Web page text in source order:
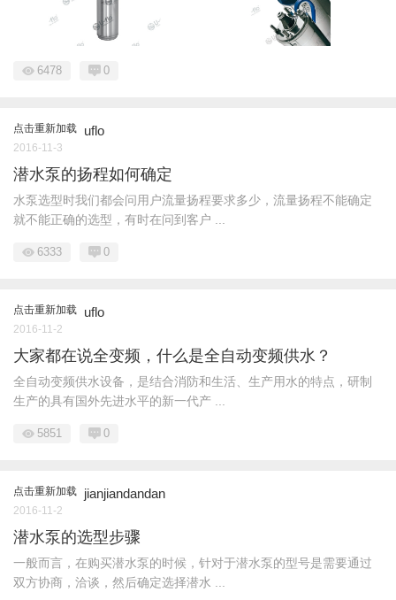
6478 0
点击重新加载 uflo
2016-11-3
潜水泵的扬程如何确定
水泵选型时我们都会问用户流量扬程要求多少，流量扬程不能确定
就不能正确的选型，有时在问到客户 ...
6333 0
点击重新加载 uflo
2016-11-2
大家都在说全变频，什么是全自动变频供水？
全自动变频供水设备，是结合消防和生活、生产用水的特点，研制
生产的具有国外先进水平的新一代产 ...
5851 0
点击重新加载 jianjiandandan
2016-11-2
潜水泵的选型步骤
一般而言，在购买潜水泵的时候，针对于潜水泵的型号是需要通过
双方协商，洽谈，然后确定选择潜水 ...